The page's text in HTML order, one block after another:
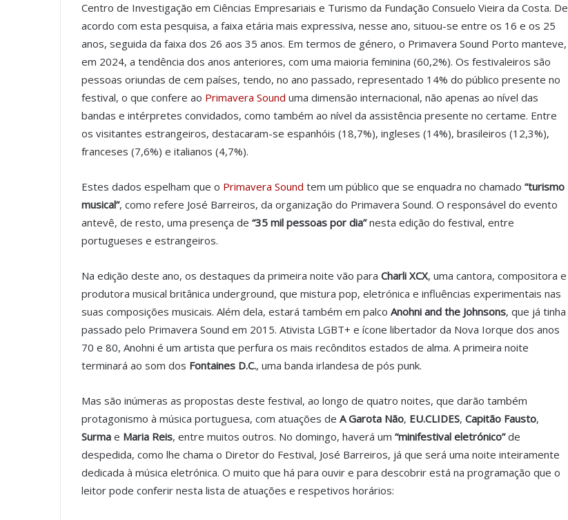
Centro de Investigação em Ciências Empresariais e Turismo da Fundação Consuelo Vieira da Costa. De
acordo com esta pesquisa, a faixa etária mais expressiva, nesse ano, situou-se entre os 16 e os 25
anos, seguida da faixa dos 26 aos 35 anos. Em termos de género, o Primavera Sound Porto manteve,
em 2024, a tendência dos anos anteriores, com uma maioria feminina (60,2%). Os festivaleiros são
pessoas oriundas de cem países, tendo, no ano passado, representado 14% do público presente no
festival, o que confere ao Primavera Sound uma dimensão internacional, não apenas ao nível das
bandas e intérpretes convidados, como também ao nível da assistência presente no certame. Entre
os visitantes estrangeiros, destacaram-se espanhóis (18,7%), ingleses (14%), brasileiros (12,3%),
franceses (7,6%) e italianos (4,7%).
Estes dados espelham que o Primavera Sound tem um público que se enquadra no chamado “turismo
musical”, como refere José Barreiros, da organização do Primavera Sound. O responsável do evento
antevê, de resto, uma presença de “35 mil pessoas por dia”nesta edição do festival, entre
portugueses e estrangeiros.
Na edição deste ano, os destaques da primeira noite vão para Charli XCX, uma cantora, compositora e
produtora musical britânica underground, que mistura pop, eletrónica e influências experimentais nas
suas composições musicais. Além dela, estará também em palco Anohni and the Johnsons, que já tinha
passado pelo Primavera Sound em 2015. Ativista LGBT+ e ícone libertador da Nova Iorque dos anos
70 e 80, Anohni é um artista que perfura os mais recônditos estados de alma. A primeira noite
terminará ao som dos Fontaines D.C., uma banda irlandesa de pós punk.
Mas são inúmeras as propostas deste festival, ao longo de quatro noites, que darão também
protagonismo à música portuguesa, com atuações de A Garota Não, EU.CLIDES, Capitão Fausto,
Surma e Maria Reis, entre muitos outros. No domingo, haverá um “minifestival eletrónico”de
despedida, como lhe chama o Diretor do Festival, José Barreiros, já que será uma noite inteiramente
dedicada à música eletrónica. O muito que há para ouvir e para descobrir está na programação que o
leitor pode conferir nesta lista de atuações e respetivos horários: